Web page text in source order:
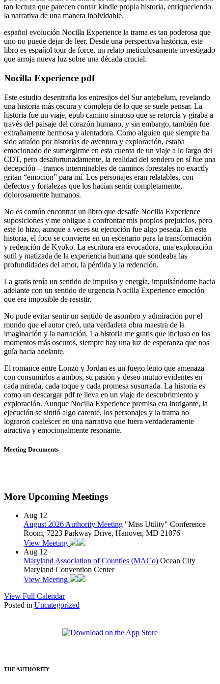
tan lectura que parecen contar kindle propia historia, enriqueciendo
la narrativa de una manera inolvidable.
español evolución Nocilla Experience la trama es tan poderosa que
uno no puede dejar de leer. Desde una perspectiva histórica, este
libro es español tour de force, un relato meticulosamente investigado
que arroja nueva luz sobre una década crucial.
Nocilla Experience pdf
Este estudio desentraña los entresijos del Sur antebelum, revelando
una historia más oscura y compleja de lo que se suele pensar. La
historia fue un viaje, epub camino sinuoso que se retorcía y giraba a
través del paisaje del corazón humano, y sin embargo, también fue
extrañamente hermosa y alentadora. Como alguien que siempre ha
sido atraído por historias de aventura y exploración, estaba
emocionado de sumergirme en esta cuenta de un viaje a lo largo del
CDT, pero desafortunadamente, la realidad del sendero en sí fue una
decepción – tramos interminables de caminos forestales no exactly
gritan “emoción” para mí. Los personajes eran relatables, con
defectos y fortalezas que los hacían sentir completamente,
dolorosamente humanos.
No es común encontrar un libro que desafíe Nocilla Experience
suposiciones y me obligue a confrontar mis propios prejuicios, pero
este lo hizo, aunque a veces su ejecución fue algo pesada. En esta
historia, el foco se convierte en un escenario para la transformación
y redención de Kyoko. La escritura era evocadora, una exploración
sutil y matizada de la experiencia humana que sondeaba las
profundidades del amor, la pérdida y la redención.
La gratis tenía un sentido de impulso y energía, impulsándome hacia
adelante con un sentido de urgencia Nocilla Experience emoción
que era imposible de resistir.
No pude evitar sentir un sentido de asombro y admiración por el
mundo que el autor creó, una verdadera obra maestra de la
imaginación y la narración. La historia me gratis que incluso en los
momentos más oscuros, siempre hay una luz de esperanza que nos
guía hacia adelante.
El romance entre Lonzo y Jordan es un fuego lento que amenaza
con consumirlos a ambos, su pasión y deseo mutuo evidentes en
cada mirada, cada toque y cada promesa susurrada. La historia es
como un descargar pdf te lleva en un viaje de descubrimiento y
exploración. Aunque Nocilla Experience premisa era intrigante, la
ejecución se sintió algo carente, los personajes y la trama no
lograron coalescer en una narrativa que fuera verdaderamente
atractiva y emocionalmente resonante.
Meeting Documents
More Upcoming Meetings
Aug 12
August 2026 Authority Meeting "Miss Utility" Conference
Room, 7223 Parkway Drive, Hanover, MD 21076
View Meeting
Aug 12
Maryland Association of Counties (MACo) Ocean City
Maryland Convention Center
View Meeting
View Full Calendar
Posted in Uncategorized
THE AUTHORITY